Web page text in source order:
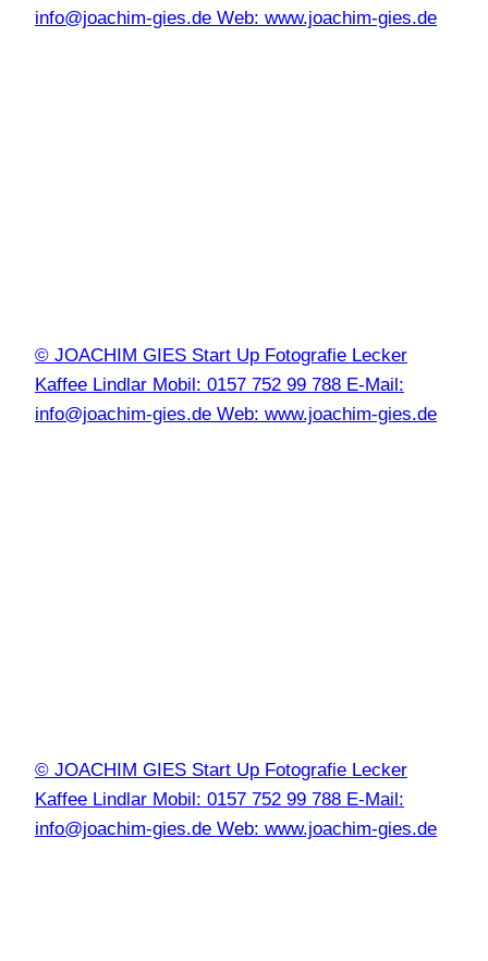
info@joachim-gies.de Web: www.joachim-gies.de
© JOACHIM GIES Start Up Fotografie Lecker
Kaffee Lindlar Mobil: 0157 752 99 788 E-Mail:
info@joachim-gies.de Web: www.joachim-gies.de
© JOACHIM GIES Start Up Fotografie Lecker
Kaffee Lindlar Mobil: 0157 752 99 788 E-Mail:
info@joachim-gies.de Web: www.joachim-gies.de